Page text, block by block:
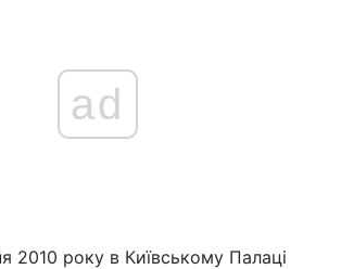
ad
2010 року в Київському Палаці